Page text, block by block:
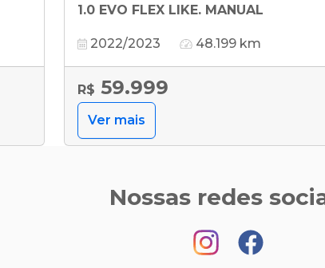
1.0 EVO FLEX LIKE. MANUAL
2022/2023 48.199 km
R$ 59.999
Ver mais
Nossas redes